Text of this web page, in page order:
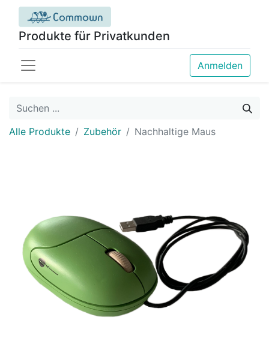
Produkte für Privatkunden
Anmelden
Alle Produkte Zubehör Nachhaltige Maus